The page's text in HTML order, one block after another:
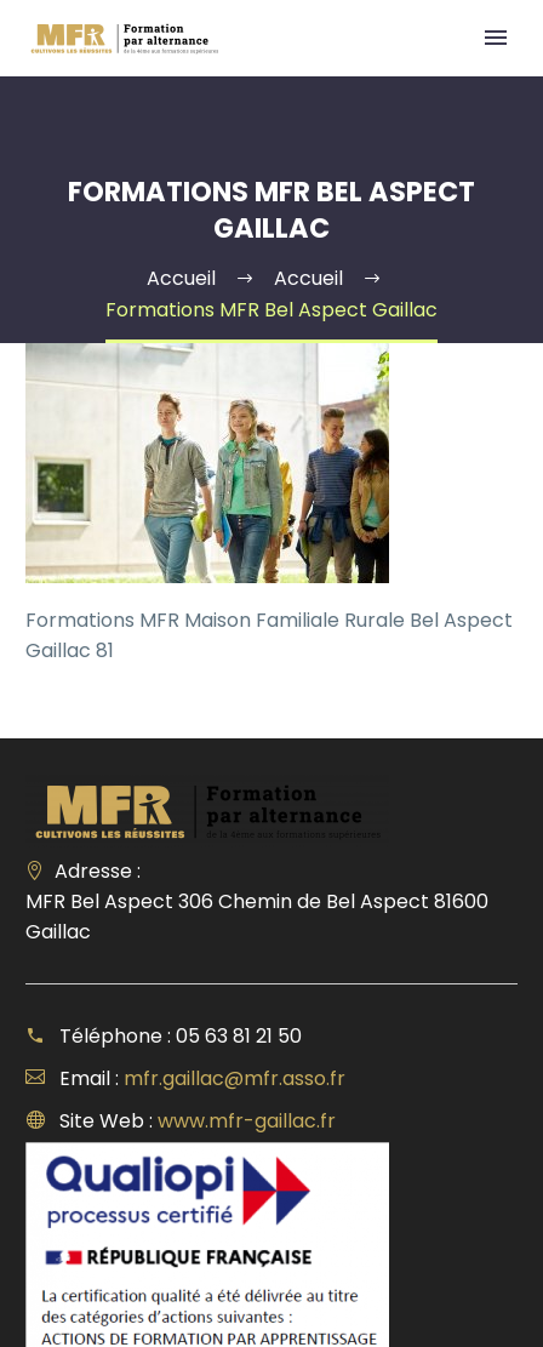
FORMATIONS MFR BEL ASPECT
GAILLAC
Accueil
Accueil
Formations MFR Bel Aspect Gaillac
Formations MFR Maison Familiale Rurale Bel Aspect
Gaillac 81
Adresse :
MFR Bel Aspect 306 Chemin de Bel Aspect 81600
Gaillac
Téléphone : 05 63 81 21 50
Email : mfr.gaillac@mfr.asso.fr
Site Web : www.mfr-gaillac.fr